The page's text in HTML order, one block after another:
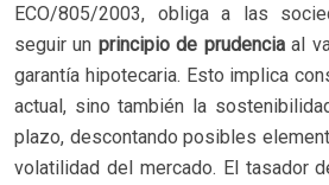
ECO/805/2003, obliga a las
seguir un principio de prudenciaal
garantía hipotecaria. Esto implica
actual, sino también la
plazo, descontando posibles
volatilidad del mercado. El tasador